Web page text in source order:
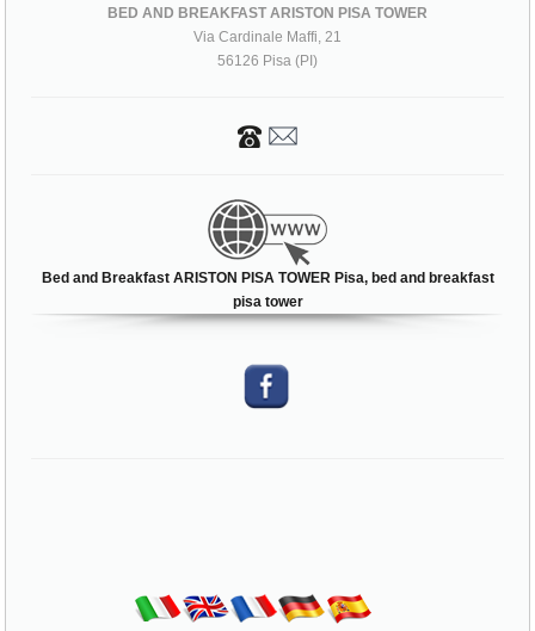
BED AND BREAKFAST ARISTON PISA TOWER
Via Cardinale Maffi, 21
56126 Pisa (PI)
Bed and Breakfast ARISTON PISA TOWER Pisa, bed and breakfast
pisa tower